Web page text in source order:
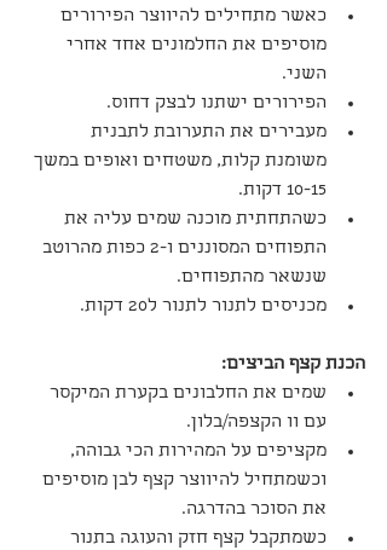
כאשר מתחילים להיווצר הפירורים
מוסיפים את החלמונים אחד אחרי
השני.
הפירורים ישתנו לבצק דחוס.
מעבירים את התערובת לתבנית
משומנת קלות, משטחים ואופים במשך
10-15 דקות.
כשהתחתית מוכנה שמים עליה את
התפוחים המסוננים ו-2 כפות מהרוטב
שנשאר מהתפוחים.
מכניסים לתנור לתנור ל20 דקות.
הכנת קצף הביצים:
שמים את החלבונים בקערת המיקסר
עם וו הקצפה/בלון.
מקציפים על המהירות הכי גבוהה,
וכשמתחיל להיווצר קצף לבן מוסיפים
את הסוכר בהדרגה.
כשמתקבל קצף חזק והעוגה בתנור